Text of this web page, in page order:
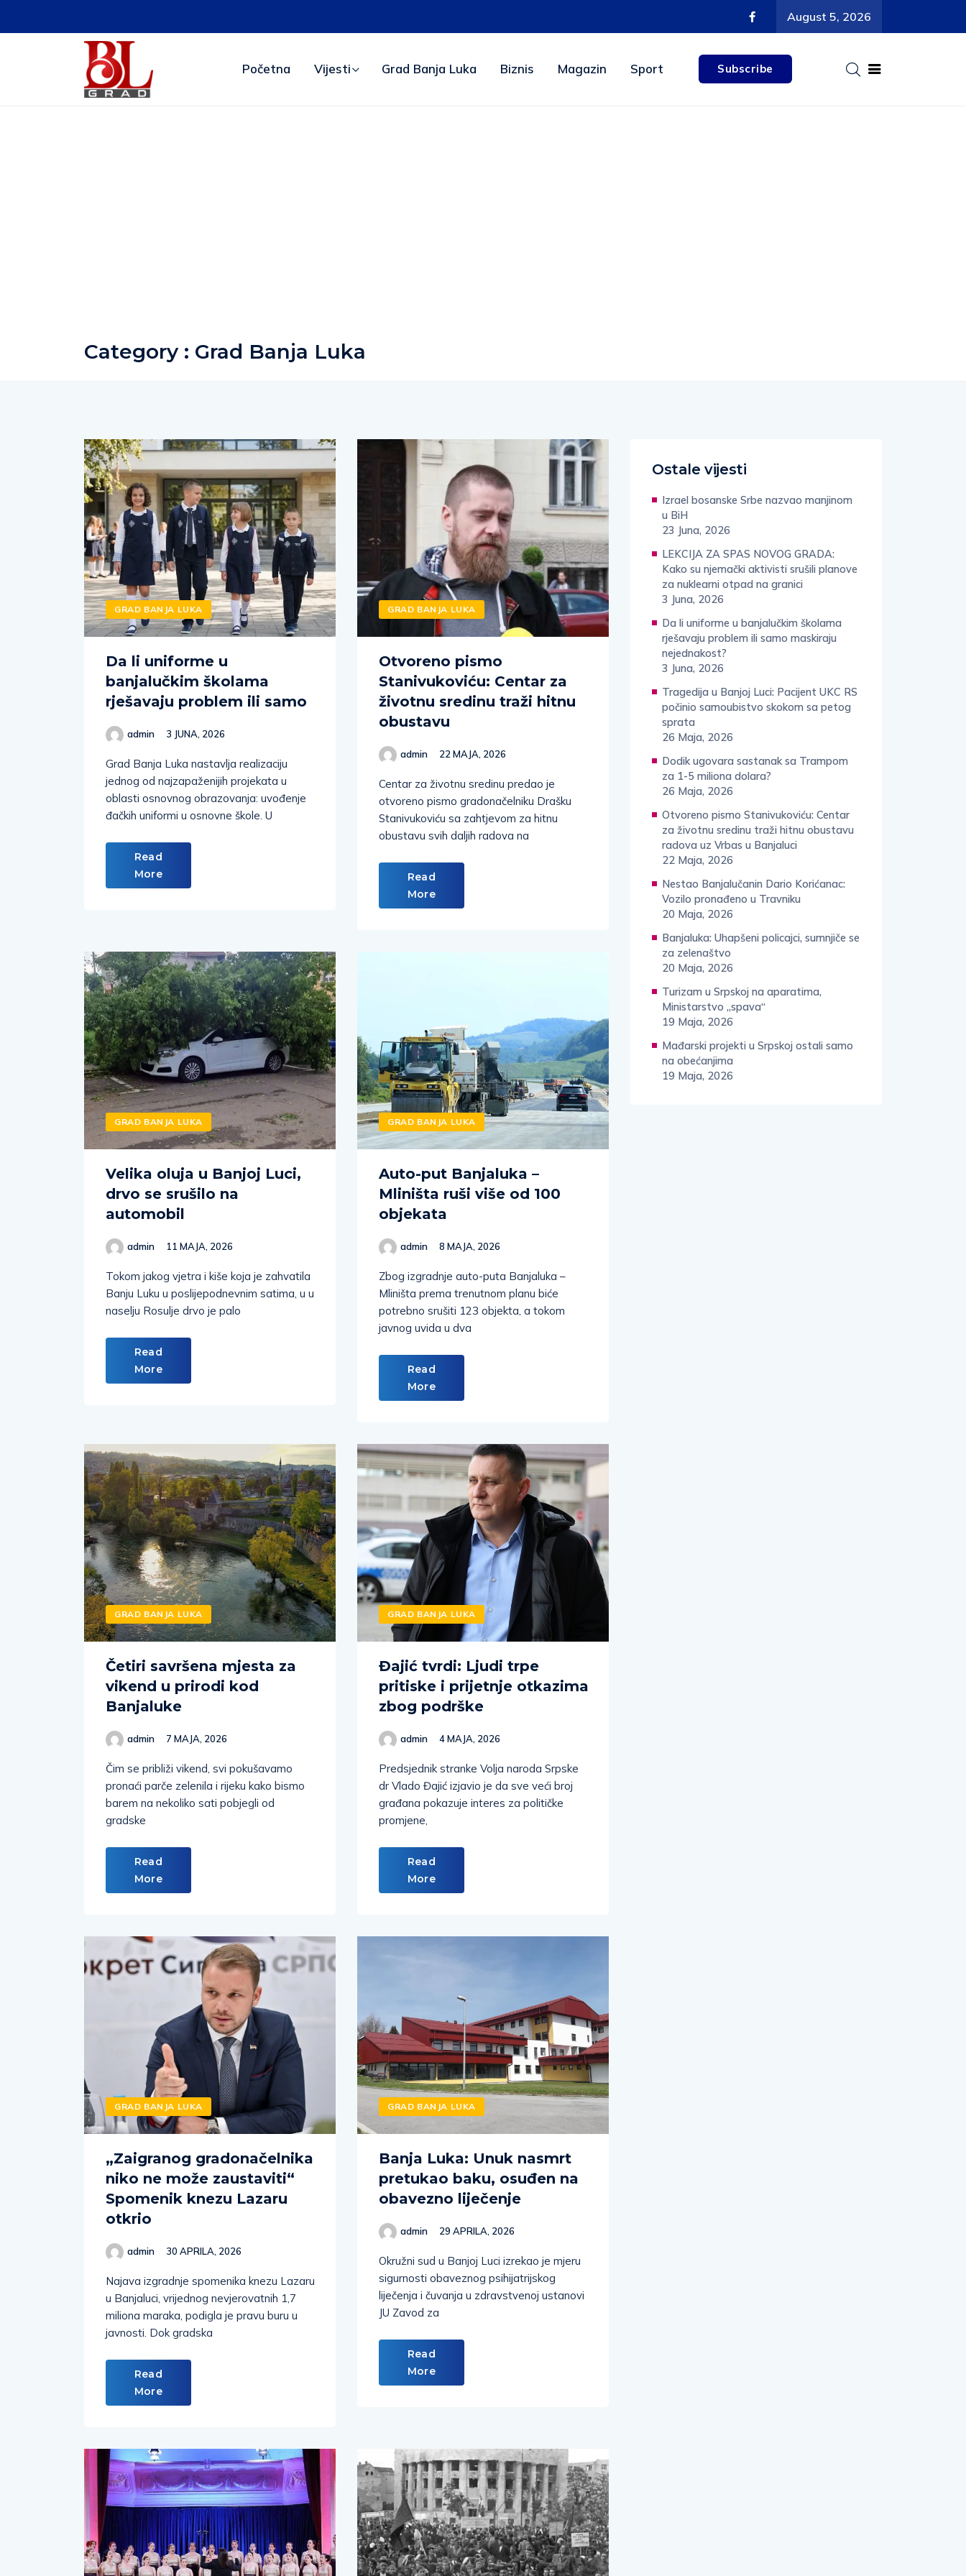
August 5, 2026
Početna Vijesti Grad Banja Luka Biznis Magazin Sport Subscribe
Category : Grad Banja Luka
GRAD BANJA LUKA
Da li uniforme u
banjalučkim školama
rješavaju problem ili samo
admin 3 JUNA, 2026
Grad Banja Luka nastavlja realizaciju
jednog od najzapaženijih projekata u
oblasti osnovnog obrazovanja: uvođenje
đačkih uniformi u osnovne škole. U
Read
More
GRAD BANJA LUKA
Otvoreno pismo
Stanivukoviću: Centar za
životnu sredinu traži hitnu
obustavu
admin 22 MAJA, 2026
Centar za životnu sredinu predao je
otvoreno pismo gradonačelniku Drašku
Stanivukoviću sa zahtjevom za hitnu
obustavu svih daljih radova na
Read
More
GRAD BANJA LUKA
Velika oluja u Banjoj Luci,
drvo se srušilo na
automobil
admin 11 MAJA, 2026
Tokom jakog vjetra i kiše koja je zahvatila
Banju Luku u poslijepodnevnim satima, u u
naselju Rosulje drvo je palo
Read
More
GRAD BANJA LUKA
Auto-put Banjaluka –
Mliništa ruši više od 100
objekata
admin 8 MAJA, 2026
Zbog izgradnje auto-puta Banjaluka –
Mliništa prema trenutnom planu biće
potrebno srušiti 123 objekta, a tokom
javnog uvida u dva
Read
More
GRAD BANJA LUKA
Četiri savršena mjesta za
vikend u prirodi kod
Banjaluke
admin 7 MAJA, 2026
Čim se približi vikend, svi pokušavamo
pronaći parče zelenila i rijeku kako bismo
barem na nekoliko sati pobjegli od
gradske
Read
More
GRAD BANJA LUKA
Đajić tvrdi: Ljudi trpe
pritiske i prijetnje otkazima
zbog podrške
admin 4 MAJA, 2026
Predsjednik stranke Volja naroda Srpske
dr Vlado Đajić izjavio je da sve veći broj
građana pokazuje interes za političke
promjene,
Read
More
GRAD BANJA LUKA
„Zaigranog gradonačelnika
niko ne može zaustaviti“
Spomenik knezu Lazaru
otkrio
admin 30 APRILA, 2026
Najava izgradnje spomenika knezu Lazaru
u Banjaluci, vrijednog nevjerovatnih 1,7
miliona maraka, podigla je pravu buru u
javnosti. Dok gradska
Read
More
GRAD BANJA LUKA
Banja Luka: Unuk nasmrt
pretukao baku, osuđen na
obavezno liječenje
admin 29 APRILA, 2026
Okružni sud u Banjoj Luci izrekao je mjeru
sigurnosti obaveznog psihijatrijskog
liječenja i čuvanja u zdravstvenoj ustanovi
JU Zavod za
Read
More
Ostale vijesti
Izrael bosanske Srbe nazvao manjinom
u BiH
23 Juna, 2026
LEKCIJA ZA SPAS NOVOG GRADA:
Kako su njemački aktivisti srušili planove
za nuklearni otpad na granici
3 Juna, 2026
Da li uniforme u banjalučkim školama
rješavaju problem ili samo maskiraju
nejednakost?
3 Juna, 2026
Tragedija u Banjoj Luci: Pacijent UKC RS
počinio samoubistvo skokom sa petog
sprata
26 Maja, 2026
Dodik ugovara sastanak sa Trampom
za 1-5 miliona dolara?
26 Maja, 2026
Otvoreno pismo Stanivukoviću: Centar
za životnu sredinu traži hitnu obustavu
radova uz Vrbas u Banjaluci
22 Maja, 2026
Nestao Banjalučanin Dario Korićanac:
Vozilo pronađeno u Travniku
20 Maja, 2026
Banjaluka: Uhapšeni policajci, sumnjiče se
za zelenaštvo
20 Maja, 2026
Turizam u Srpskoj na aparatima,
Ministarstvo „spava“
19 Maja, 2026
Mađarski projekti u Srpskoj ostali samo
na obećanjima
19 Maja, 2026